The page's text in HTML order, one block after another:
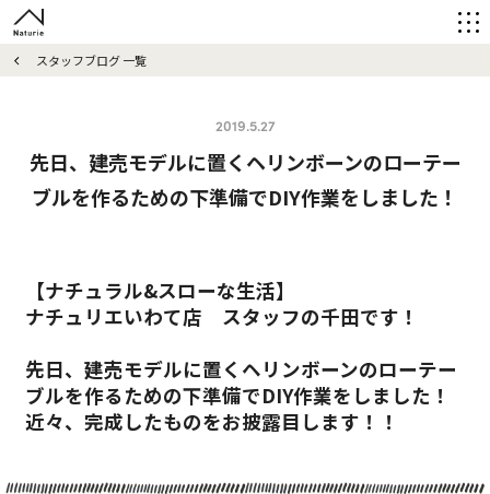
スタッフブログ 一覧
2019.5.27
先日、建売モデルに置くヘリンボーンのローテー
ブルを作るための下準備でDIY作業をしました！
【ナチュラル&スローな生活】
ナチュリエいわて店 スタッフの千田です！
先日、建売モデルに置くヘリンボーンのローテー
ブルを作るための下準備でDIY作業をしました！
近々、完成したものをお披露目します！！